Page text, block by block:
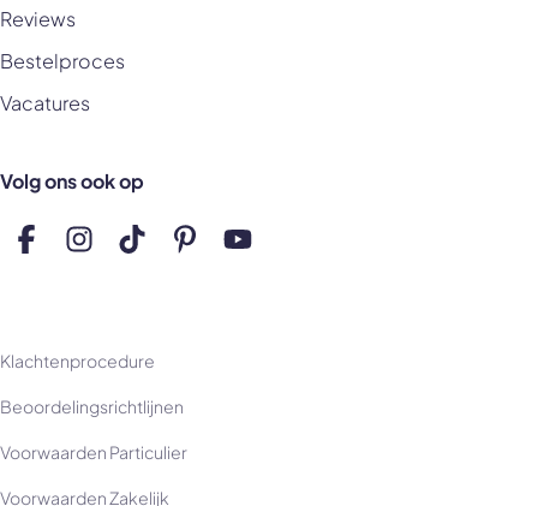
Reviews
Bestelproces
Vacatures
Volg ons ook op
Volg ons op Facebook
Volg ons op Instagram
Volg ons op TikTok
Volg ons op Pinterest
Volg ons op YouTube
Klachtenprocedure
Beoordelingsrichtlijnen
Voorwaarden Particulier
Voorwaarden Zakelijk